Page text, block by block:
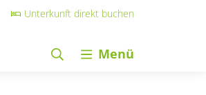
Unterkunft direkt buchen
Menü